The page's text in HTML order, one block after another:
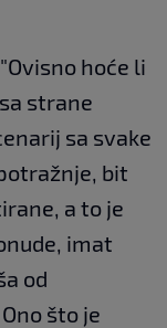
hoće li
strane
sa svake
bit
a to je
imat
od
što je